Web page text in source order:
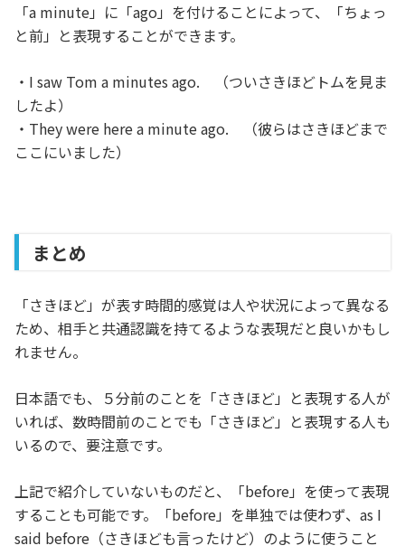
「a minute」に「ago」を付けることによって、「ちょっ
と前」と表現することができます。
・I saw Tom a minutes ago. （ついさきほどトムを見ま
したよ）
・They were here a minute ago. （彼らはさきほどまで
ここにいました）
まとめ
「さきほど」が表す時間的感覚は人や状況によって異なる
ため、相手と共通認識を持てるような表現だと良いかもし
れません。
日本語でも、５分前のことを「さきほど」と表現する人が
いれば、数時間前のことでも「さきほど」と表現する人も
いるので、要注意です。
上記で紹介していないものだと、「before」を使って表現
することも可能です。「before」を単独では使わず、as I
said before（さきほども言ったけど）のように使うこと